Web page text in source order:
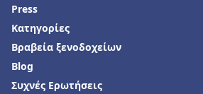
Press
Κατηγορίες
Βραβεία ξενοδοχείων
Blog
Συχνές Ερωτήσεις